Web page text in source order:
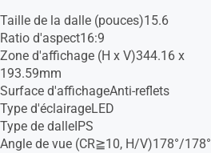
Taille de la dalle (pouces)15.6
Ratio d'aspect16:9
Zone d'affichage (H x V)344.16 x
193.59mm
Surface d'affichageAnti-reflets
Type d'éclairageLED
Type de dalleIPS
Angle de vue (CR≧10, H/V)178°/178°